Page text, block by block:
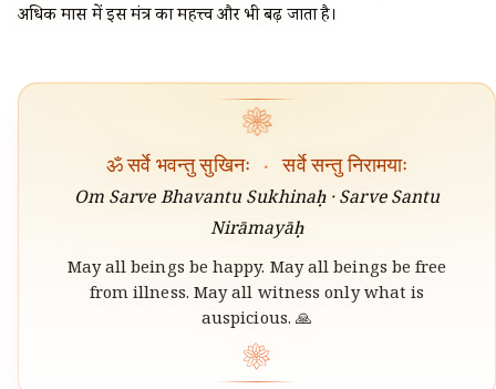
अधिक मास में इस मंत्र का महत्त्व और भी बढ़ जाता है।
❀
ॐ सर्वे भवन्तु सुखिनः · सर्वे सन्तु निरामयाः
Om Sarve Bhavantu Sukhinaḥ · Sarve Santu
Nirāmayāḥ
May all beings be happy. May all beings be free
from illness. May all witness only what is
auspicious. 🙏
❀